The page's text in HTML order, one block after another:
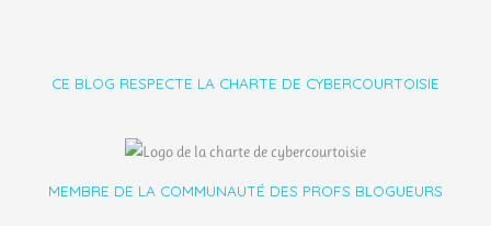
CE BLOG RESPECTE LA CHARTE DE CYBERCOURTOISIE
MEMBRE DE LA COMMUNAUTÉ DES PROFS BLOGUEURS